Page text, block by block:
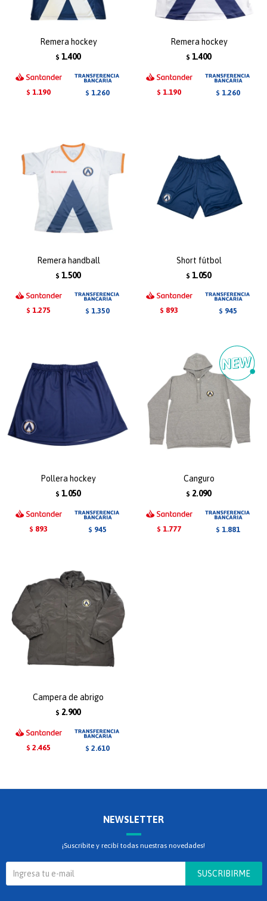
Remera hockey
$ 1.400
$ 1.190 $ 1.260
Remera hockey
$ 1.400
$ 1.190 $ 1.260
Remera handball
$ 1.500
$ 1.275 $ 1.350
Short fútbol
$ 1.050
$ 893 $ 945
Pollera hockey
$ 1.050
$ 893 $ 945
Canguro
$ 2.090
$ 1.777 $ 1.881
Campera de abrigo
$ 2.900
$ 2.465 $ 2.610
NEWSLETTER
¡Suscribite y recibí todas nuestras novedades!
SUSCRIBIRME